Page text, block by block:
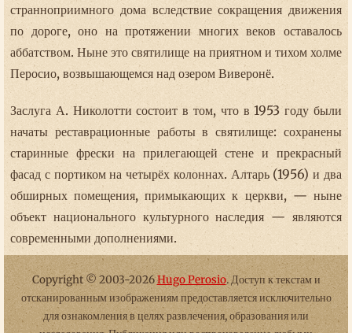
странноприимного дома вследствие сокращения движения
по дороге, оно на протяжении многих веков оставалось
аббатством. Ныне это святилище на приятном и тихом холме
Перосио, возвышающемся над озером Виверонё.
Заслуга А. Николотти состоит в том, что в 1953 году были
начаты реставрационные работы в святилище: сохранены
старинные фрески на прилегающей стене и прекрасный
фасад с портиком на четырёх колоннах. Алтарь (1956) и два
обширных помещения, примыкающих к церкви, — ныне
объект национального культурного наследия — являются
современными дополнениями.
Copyright © 2003-2026Hugo Perosio. Доступ к текстам и
отсканированным изображениям предоставляется исключительно
для ознакомления в целях развлечения, образования или